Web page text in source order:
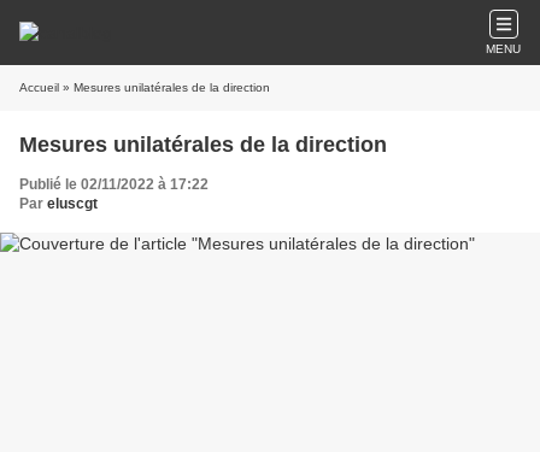
MENU
Accueil » Mesures unilatérales de la direction
Mesures unilatérales de la direction
Publié le 02/11/2022 à 17:22
Par eluscgt